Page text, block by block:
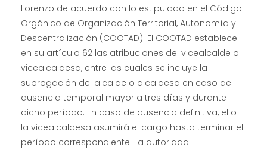
Lorenzo de acuerdo con lo estipulado en el Código
Orgánico de Organización Territorial, Autonomía y
Descentralización (COOTAD). El COOTAD establece
en su artículo 62 las atribuciones del vicealcalde o
vicealcaldesa, entre las cuales se incluye la
subrogación del alcalde o alcaldesa en caso de
ausencia temporal mayor a tres días y durante
dicho período. En caso de ausencia definitiva, el o
la vicealcaldesa asumirá el cargo hasta terminar el
período correspondiente. La autoridad